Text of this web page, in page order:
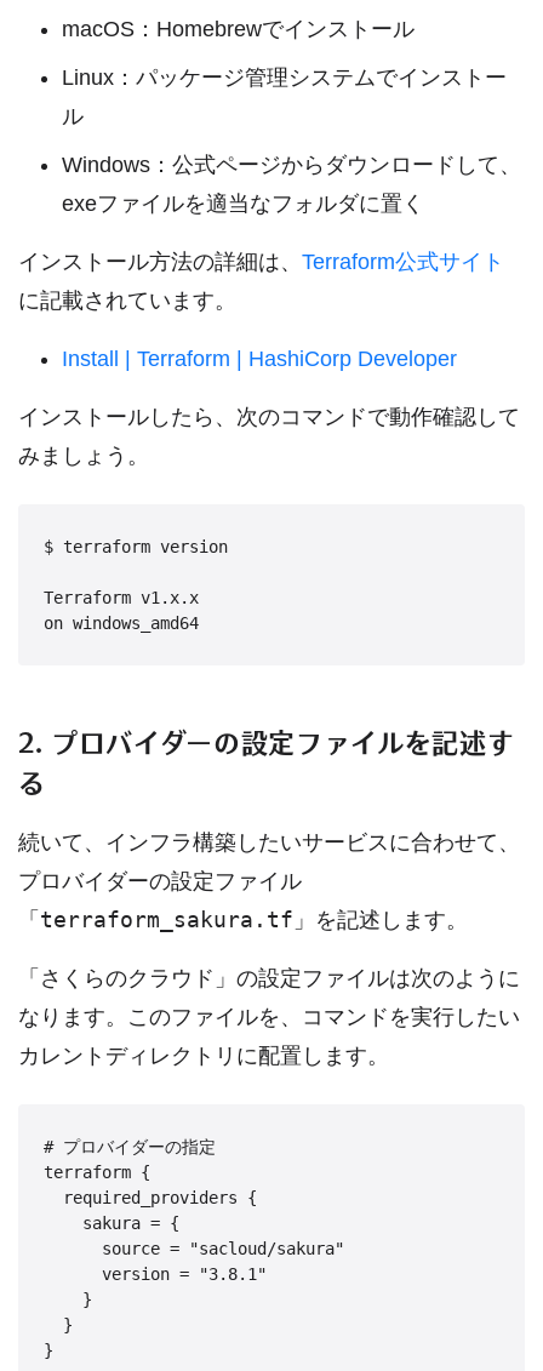
macOS：Homebrewでインストール
Linux：パッケージ管理システムでインストー
ル
Windows：公式ページからダウンロードして、
exeファイルを適当なフォルダに置く
インストール方法の詳細は、 Terraform公式サイト
に記載されています。
Install | Terraform | HashiCorp Developer
インストールしたら、次のコマンドで動作確認して
みましょう。
$ terraform version
Terraform v1.x.x
on windows_amd64
2. プロバイダーの設定ファイルを記述す
る
続いて、インフラ構築したいサービスに合わせて、
プロバイダーの設定ファイル
「 terraform_sakura.tf 」を記述します。
「さくらのクラウド」の設定ファイルは次のように
なります。このファイルを、コマンドを実行したい
カレントディレクトリに配置します。
# プロバイダーの指定
terraform {
  required_providers {
    sakura = {
      source = "sacloud/sakura"
      version = "3.8.1"
    }
  }
}